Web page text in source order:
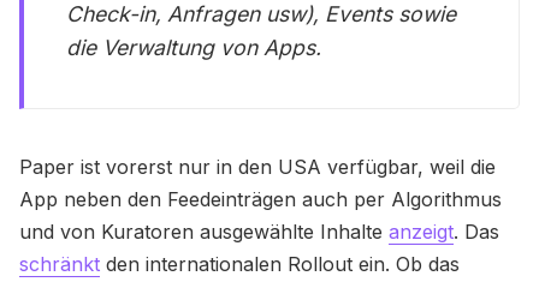
Check-in, Anfragen usw), Events sowie
die Verwaltung von Apps.
Paper ist vorerst nur in den USA verfügbar, weil die
App neben den Feedeinträgen auch per Algorithmus
und von Kuratoren ausgewählte Inhalte anzeigt. Das
schränkt den internationalen Rollout ein. Ob das